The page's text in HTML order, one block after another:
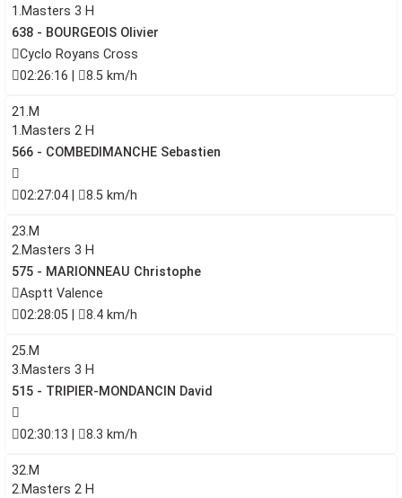
1.Masters 3 H
638 - BOURGEOIS Olivier
Cyclo Royans Cross
02:26:16 |
8.5 km/h
21.M
1.Masters 2 H
566 - COMBEDIMANCHE Sebastien
02:27:04 | 8.5 km/h
23.M
2.Masters 3 H
575 - MARIONNEAU Christophe
Asptt Valence
02:28:05 |
8.4 km/h
25.M
3.Masters 3 H
515 - TRIPIER-MONDANCIN David
02:30:13 | 8.3 km/h
32.M
2.Masters 2 H